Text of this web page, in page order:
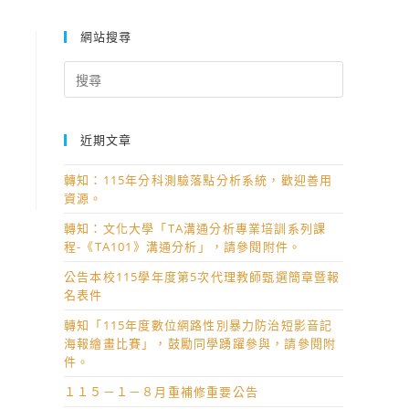
網站搜尋
for:
近期文章
轉知：115年分科測驗落點分析系統，歡迎善用
資源。
轉知：文化大學「TA溝通分析專業培訓系列課
程-《TA101》溝通分析」，請參閱附件。
公告本校115學年度第5次代理教師甄選簡章暨報
名表件
轉知「115年度數位網路性別暴力防治短影音記
海報繪畫比賽」，鼓勵同學踴躍參與，請參閱附
件。
１１５－１－８月重補修重要公告